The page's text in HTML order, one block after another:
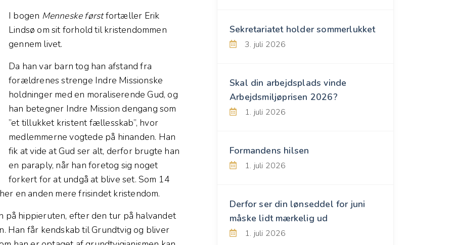
I bogen Menneske førstfortæller Erik
Lindsø om sit forhold til kristendommen
gennem livet.
Da han var barn tog han afstand fra
forældrenes strenge Indre Missionske
holdninger med en moraliserende Gud, og
han betegner Indre Mission dengang som
”et tillukket kristent fællesskab”, hvor
medlemmerne vogtede på hinanden. Han
fik at vide at Gud ser alt, derfor brugte han
en paraply, når han foretog sig noget
forkert for at undgå at blive set. Som 14
en anden mere frisindet kristendom.
hippieruten, efter den tur på halvandet
Han får kendskab til Grundtvig og bliver
Sekretariatet holder sommerlukket
3. juli 2026
Skal din arbejdsplads vinde
Arbejdsmiljøprisen 2026?
1. juli 2026
Formandens hilsen
1. juli 2026
Derfor ser din lønseddel for juni
måske lidt mærkelig ud
1. juli 2026